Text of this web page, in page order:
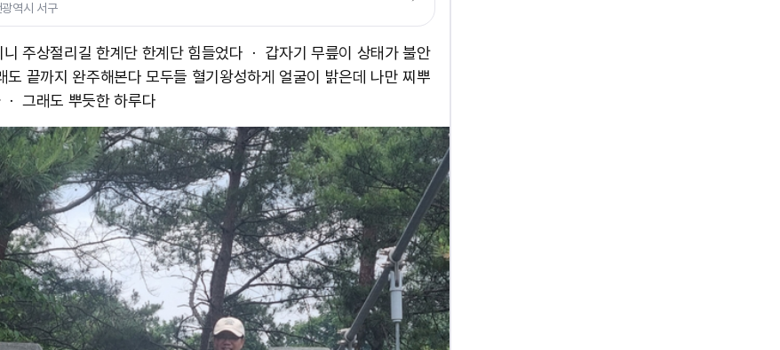
광역시 서구
주상절리길 한계단 한계단 힘들었다 ㆍ 갑자기 무릎이 상태가 불안
도 끝까지 완주해본다 모두들 혈기왕성하게 얼굴이 밝은데 나만 찌뿌
ㆍ 그래도 뿌듯한 하루다